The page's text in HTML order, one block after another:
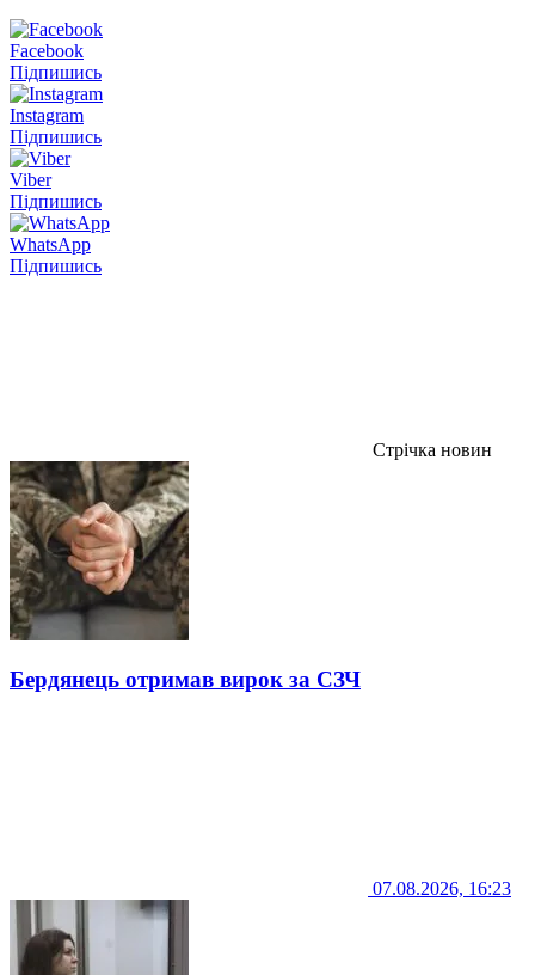
Facebook
Підпишись
Instagram
Підпишись
Viber
Підпишись
WhatsApp
Підпишись
Стрічка новин
Бердянець отримав вирок за СЗЧ
07.08.2026, 16:23